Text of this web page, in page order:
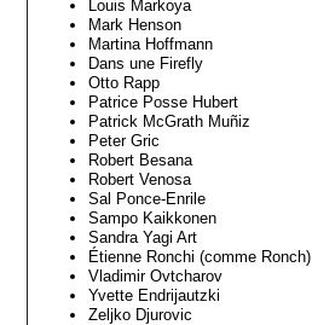
Louis Markoya
Mark Henson
Martina Hoffmann
Dans une Firefly
Otto Rapp
Patrice Posse Hubert
Patrick McGrath Muñiz
Peter Gric
Robert Besana
Robert Venosa
Sal Ponce-Enrile
Sampo Kaikkonen
Sandra Yagi Art
Étienne Ronchi (comme Ronch)
Vladimir Ovtcharov
Yvette Endrijautzki
Zeljko Djurovic